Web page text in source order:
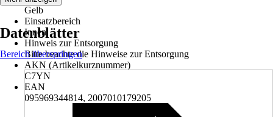
Gelb
Einsatzbereich
Innen
Hinweis zur Entsorgung
Bitte beachte die Hinweise zur Entsorgung
AKN (Artikelkurznummer)
C7YN
EAN
095969344814, 2007010179205
Datenblätter
Bereich überspringen